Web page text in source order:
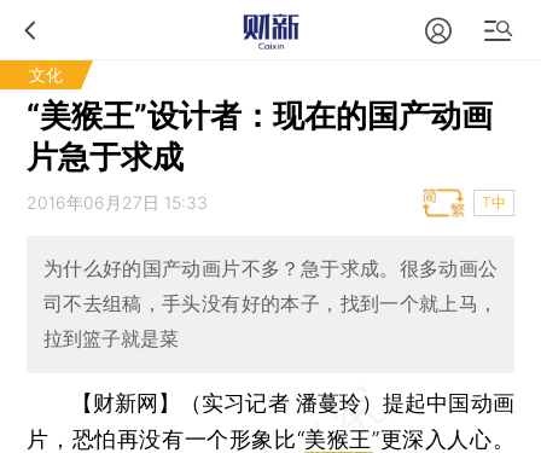
文化
“美猴王”设计者：现在的国产动画
片急于求成
2016年06月27日 15:33 T中
为什么好的国产动画片不多？急于求成。很多动画公
司不去组稿，手头没有好的本子，找到一个就上马，
拉到篮子就是菜
【财新网】（实习记者 潘蔓玲）提起中国动画
片，恐怕再没有一个形象比“美猴王”更深入人心。